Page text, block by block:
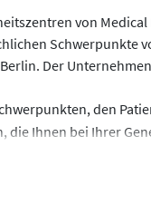
von
Schwerpunkte
Der
den
die Ihnen bei Ihrer